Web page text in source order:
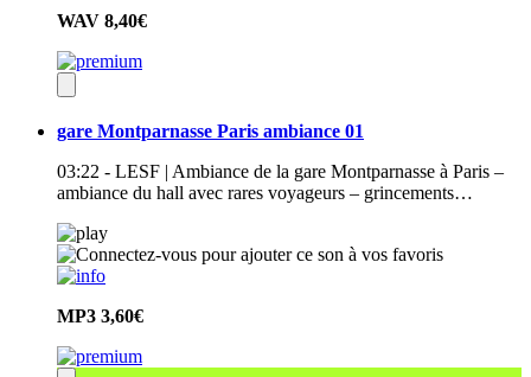
WAV 8,40€
gare Montparnasse Paris ambiance 01
03:22 - LESF | Ambiance de la gare Montparnasse à Paris –
ambiance du hall avec rares voyageurs – grincements…
MP3 3,60€